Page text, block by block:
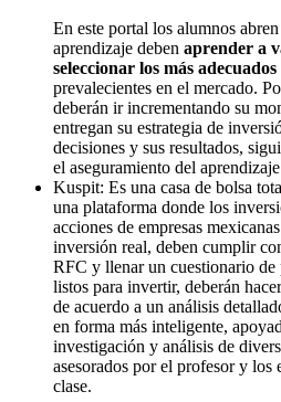
En este portal los alumnos
aprendizaje deben aprender a
seleccionar los más adecuados
prevalecientes en el mercado.
deberán ir incrementando su
entregan su estrategia de
decisiones y sus resultados,
el aseguramiento del
Kuspit: Es una casa de bolsa
una plataforma donde los
acciones de empresas
inversión real, deben cumplir
RFC y llenar un cuestionario
listos para invertir, deberán
de acuerdo a un análisis
en forma más inteligente,
investigación y análisis de
asesorados por el profesor y los
clase.